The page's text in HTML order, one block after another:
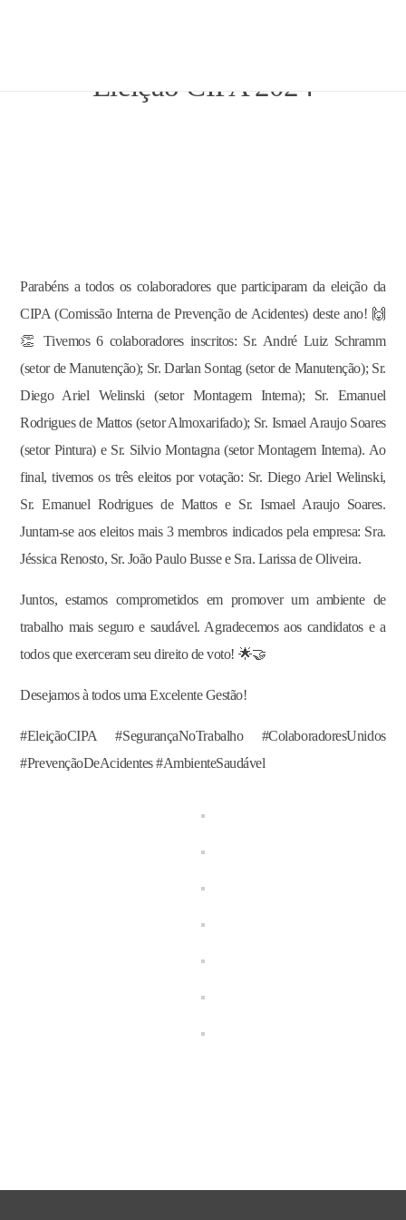
Eleição CIPA 2024
Parabéns a todos os colaboradores que participaram da eleição da
CIPA (Comissão Interna de Prevenção de Acidentes) deste ano! 🙌
👏 Tivemos 6 colaboradores inscritos: Sr. André Luiz Schramm
(setor de Manutenção); Sr. Darlan Sontag (setor de Manutenção); Sr.
Diego Ariel Welinski (setor Montagem Interna); Sr. Emanuel
Rodrigues de Mattos (setor Almoxarifado); Sr. Ismael Araujo Soares
(setor Pintura) e Sr. Silvio Montagna (setor Montagem Interna). Ao
final, tivemos os três eleitos por votação: Sr. Diego Ariel Welinski,
Sr. Emanuel Rodrigues de Mattos e Sr. Ismael Araujo Soares.
Juntam-se aos eleitos mais 3 membros indicados pela empresa: Sra.
Jéssica Renosto, Sr. João Paulo Busse e Sra. Larissa de Oliveira.
Juntos, estamos comprometidos em promover um ambiente de
trabalho mais seguro e saudável. Agradecemos aos candidatos e a
todos que exerceram seu direito de voto! 🌟🤝
Desejamos à todos uma Excelente Gestão!
#EleiçãoCIPA #SegurançaNoTrabalho #ColaboradoresUnidos
#PrevençãoDeAcidentes #AmbienteSaudável